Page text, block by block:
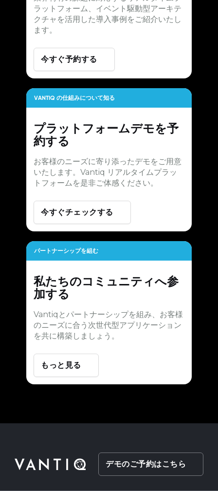
ラットフォーム、イベント駆動型アーキテ
クチャを活用した導入事例をご紹介いたし
ます。
今すぐ予約する
VANTIQ の仕組みについて知る
プラットフォームデモを予
約する
お客様のニーズに寄り添ったデモをご用意
いたします。Vantiq リアルタイムプラッ
トフォームを是非ご体感ください。
今すぐチェックする
パートナーシップを組む
私たちのコミュニティへ参
加する
Vantiqとパートナーシップを組み、お客様
のニーズに合う次世代型アプリケーション
を共に構築しましょう。
もっと見る
デモのご予約はこちら